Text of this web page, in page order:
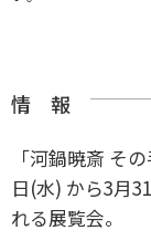
情 報
「河鍋暁斎 そ
日(水) から3月
れる展覧会。